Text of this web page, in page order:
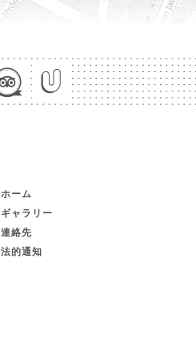
ホーム
ギャラリー
連絡先
法的通知